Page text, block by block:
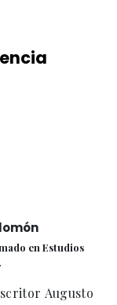
en Estudios
Augusto